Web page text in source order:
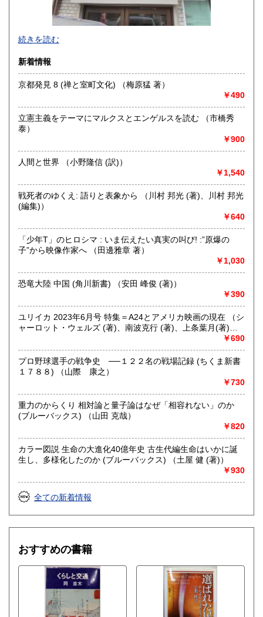
1,100円 長崎県
熊本県
宮崎県
不死鳥BOOKSでは、書籍だけでなくCD、DVD、レコード、
ゲーム、おもちゃ、骨董品まであらゆるものの買い取りがで
にお問い合わせください。出張費は、無料です。
沿線名：伯備線・桃太郎線(吉備線)
営業時間：9時から17時
定休日：年中無休
不死鳥BOOKSでは、書籍だけでなくCD、DVD、レコード、
ゲーム、おもちゃ、骨董品まであらゆるものの買い取りがで
にお問い合わせください。出張費は、無料です。
哲学宗教、歴史、社会科学、自然科学、美術工芸、趣味、外
国書、サブカルチャー、古書一般（その他）
オールジャンル
続きを読む
新着情報
京都発見 8 (禅と室町文化) （梅原猛 著）
￥490
立憲主義をテーマにマルクスとエンゲルスを読む （市橋秀
泰）
￥900
人間と世界 （小野隆信 (訳)）
￥1,540
戦死者のゆくえ: 語りと表象から （川村 邦光 (著)、川村 邦光
(編集)）
￥640
「少年T」のヒロシマ : いま伝えたい真実の叫び! :”原爆の
子”から映像作家へ （田邊雅章 著）
￥1,030
恐竜大陸 中国 (角川新書) （安田 峰俊 (著)）
￥390
ユリイカ 2023年6月号 特集＝A24とアメリカ映画の現在 （シ
ャーロット・ウェルズ (著)、南波克行 (著)、上条葉月(著)、
￥690
プロ野球選手の戦争史 ──１２２名の戦場記録 (ちくま新書
１７８８) （山際 康之）
￥730
重力のからくり 相対論と量子論はなぜ「相容れない」のか
(ブルーバックス) （山田 克哉）
￥820
カラー図説 生命の大進化40億年史 古生代編生命はいかに誕
生し、多様化したのか (ブルーバックス) （土屋 健 (著)）
￥930
全ての新着情報
おすすめの書籍